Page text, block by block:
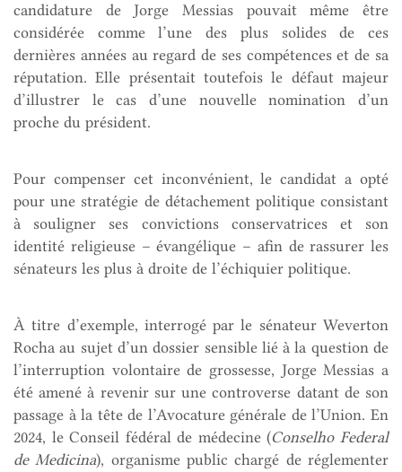
candidature de Jorge Messias pouvait même être
considérée comme l’une des plus solides de ces
dernières années au regard de ses compétences et de sa
réputation. Elle présentait toutefois le défaut majeur
d’illustrer le cas d’une nouvelle nomination d’un
proche du président.
Pour compenser cet inconvénient, le candidat a opté
pour une stratégie de détachement politique consistant
à souligner ses convictions conservatrices et son
identité religieuse – évangélique – afin de rassurer les
sénateurs les plus à droite de l’échiquier politique.
À titre d’exemple, interrogé par le sénateur Weverton
Rocha au sujet d’un dossier sensible lié à la question de
l’interruption volontaire de grossesse, Jorge Messias a
été amené à revenir sur une controverse datant de son
passage à la tête de l’Avocature générale de l’Union. En
2024, le Conseil fédéral de médecine (Conselho Federal
de Medicina), organisme public chargé de réglementer